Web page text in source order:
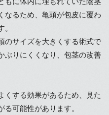
なるため、亀頭が包皮に覆わ
のサイズを大きくする術式で
ぶりにくくなり、包茎の改善
くする効果があるため、見た
可能性があります。